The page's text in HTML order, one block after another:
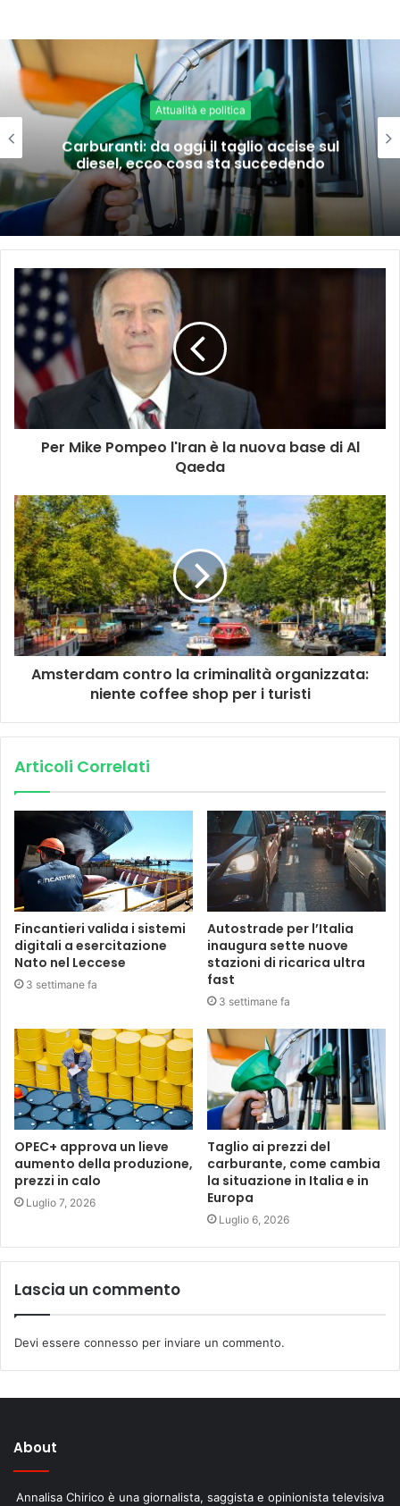
Attualità e politica
Carburanti: da oggi il taglio accise sul
diesel, ecco cosa sta succedendo
Per Mike Pompeo l'Iran è la nuova base di Al
Qaeda
Amsterdam contro la criminalità organizzata:
niente coffee shop per i turisti
Articoli Correlati
Fincantieri valida i sistemi
digitali a esercitazione
Nato nel Leccese
3 settimane fa
Autostrade per l’Italia
inaugura sette nuove
stazioni di ricarica ultra
fast
3 settimane fa
OPEC+ approva un lieve
aumento della produzione,
prezzi in calo
Luglio 7, 2026
Taglio ai prezzi del
carburante, come cambia
la situazione in Italia e in
Europa
Luglio 6, 2026
Lascia un commento
Devi essere connesso per inviare un commento.
About
Annalisa Chirico è una giornalista, saggista e opinionista televisiva